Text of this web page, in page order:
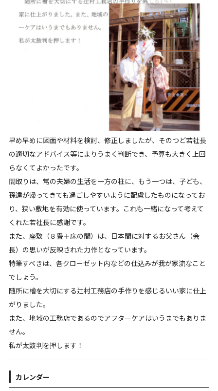
早め早めに図面や材料を検討、修正しましたが、そのつど若社長
の適切なアドバイス等によりうまく判断でき、予算も大きく上回
らなくてよかったです。
間取りは、常の夫婦の生活を一方の柱に、もう一つは、子ども、
孫達が帰ってきても過ごしやすいように配慮したものになってお
り、狭い敷地を有効に使っています。これも一緒になって考えて
くれた若社長に感謝です。
また、座敷（８畳＋床の間）は、日本間に対するお父さん（会
長）の思いが反映された力作となっています。
特筆すべきは、各クローゼット内などの仕込みが我が家流なこと
でしょう。
随所に檜を大切にする辻村工務店の手作りを感じるいい家に仕上
がりました。
また、地域の工務店であるのでアフターケアはいうまでもありま
せん。
私が太鼓判を押します！
カレンダー